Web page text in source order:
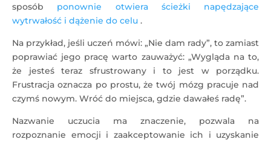
sposób ponownie otwiera ścieżki napędzające
wytrwałość i dążenie do celu .
Na przykład, jeśli uczeń mówi: „Nie dam rady”, to zamiast
poprawiać jego pracę warto zauważyć: „Wygląda na to,
że jesteś teraz sfrustrowany i to jest w porządku.
Frustracja oznacza po prostu, że twój mózg pracuje nad
czymś nowym. Wróć do miejsca, gdzie dawałeś radę”.
Nazwanie uczucia ma znaczenie, pozwala na
rozpoznanie emocji i zaakceptowanie ich i uzyskanie